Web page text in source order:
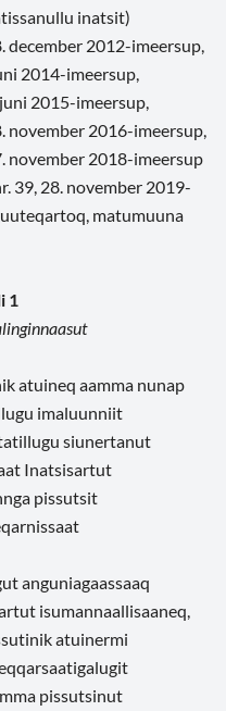
inatsit)
december 2012-imeersup,
2014-imeersup,
2015-imeersup,
november 2016-imeersup,
november 2018-imeersup
39, 28. november 2019-
matumuuna
1
atuineq aamma nunap
imaluunniit
siunertanut
Inatsisartut
pissutsit
anguniagaassaaq
isumannaallisaaneq,
atuinermi
pissutsinut